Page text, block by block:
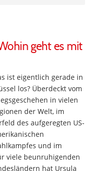
geht es mit
ist eigentlich gerade in
los? Überdeckt vom
in vielen
der Welt, im
des aufgeregten US-
und im
viele beunruhigenden
hat Ursula